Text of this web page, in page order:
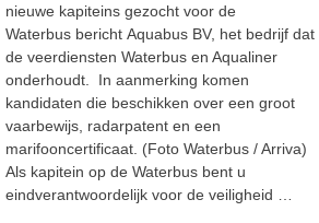
nieuwe kapiteins gezocht voor de
Waterbus bericht Aquabus BV, het bedrijf dat
de veerdiensten Waterbus en Aqualiner
onderhoudt. In aanmerking komen
kandidaten die beschikken over een groot
vaarbewijs, radarpatent en een
marifooncertificaat. (Foto Waterbus / Arriva)
Als kapitein op de Waterbus bent u
eindverantwoordelijk voor de veiligheid …